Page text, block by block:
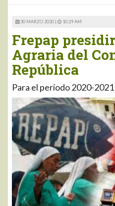
30 MARZO 2020 | 10:29 AM
Frepap
Agraria del
República
Para el período 2020-2021